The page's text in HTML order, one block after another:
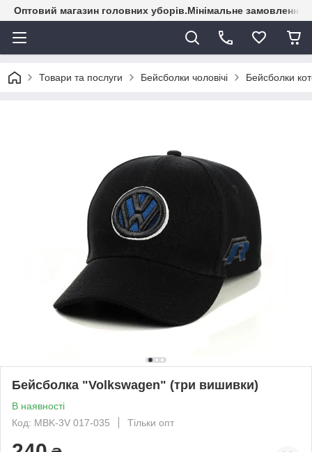
Оптовий магазин головних уборів.Мінімальне замовлення
Товари та послуги Бейсболки чоловічі Бейсболки
Бейсболка "Volkswagen" (три вишивки)
В наявності
Код: MBK-3V 017-035
Тільки опт